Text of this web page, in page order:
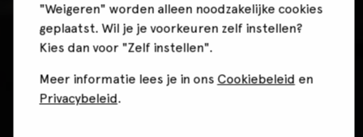
"Weigeren" worden alleen noodzakelijke cookies
geplaatst. Wil je je voorkeuren zelf instellen?
Kies dan voor "Zelf instellen".
Meer informatie lees je in ons Cookiebeleid en
Privacybeleid.